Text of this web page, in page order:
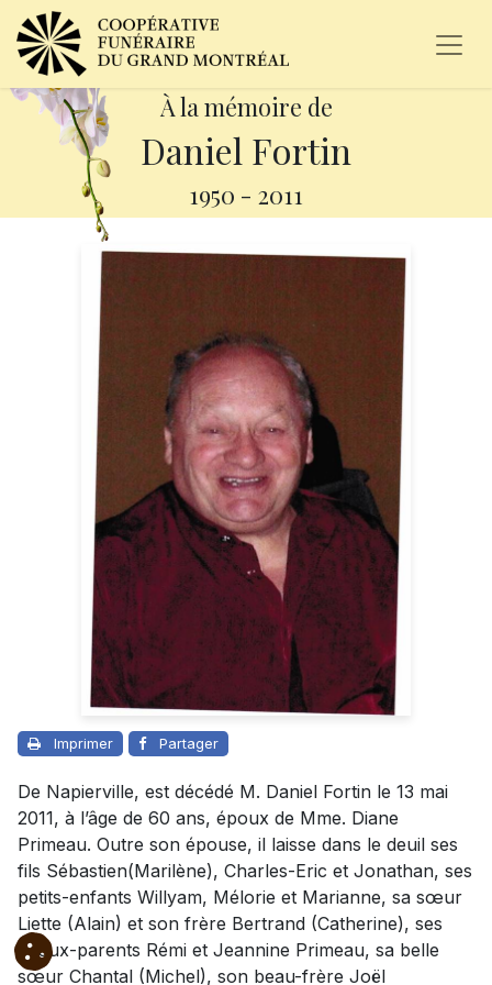
À la mémoire de
Daniel Fortin
1950 - 2011
Imprimer Partager
De Napierville, est décédé M. Daniel Fortin le 13 mai
2011, à l’âge de 60 ans, époux de Mme. Diane
Primeau. Outre son épouse, il laisse dans le deuil ses
fils Sébastien(Marilène), Charles-Eric et Jonathan, ses
petits-enfants Willyam, Mélorie et Marianne, sa sœur
Liette (Alain) et son frère Bertrand (Catherine), ses
beaux-parents Rémi et Jeannine Primeau, sa belle
sœur Chantal (Michel), son beau-frère Joël